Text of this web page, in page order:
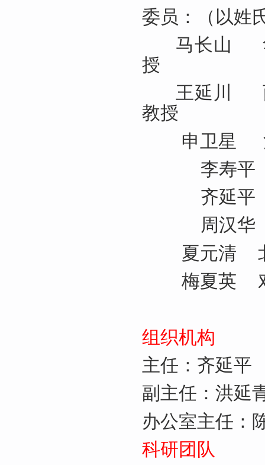
委员：（以姓
马长山
授
王延川
教授
申卫星
李寿
齐延平 北
周汉华 中
夏元清
梅夏英
组织机构
主任：齐延平
副主任：洪延
办公室主任：
科研团队